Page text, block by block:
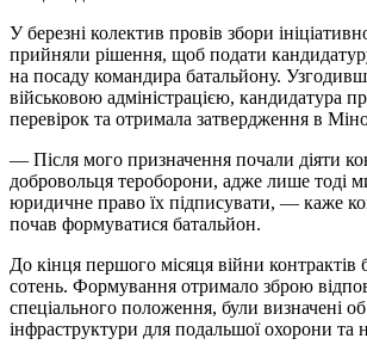
У березні колектив провів збори
прийняли рішення, щоб подати
на посаду командира батальйону.
військовою адміністрацією, кандидатура
перевірок та отримала затвердження в
— Після мого призначення почали діяти
добровольця тероборони, адже лише тоді
юридичне право їх підписувати, — каже
почав формуватися батальйон.
До кінця першого місяця війни контрактів
сотень. Формування отримало зброю
спеціального положення, були визначені
інфраструктури для подальшої охорони та